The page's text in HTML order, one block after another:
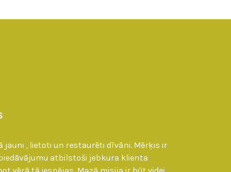
jauni , lietoti un restaurēti dīvāni. Mērķis ir
atbilstoši jebkura klienta